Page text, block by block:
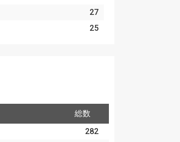
27
25
総数
282